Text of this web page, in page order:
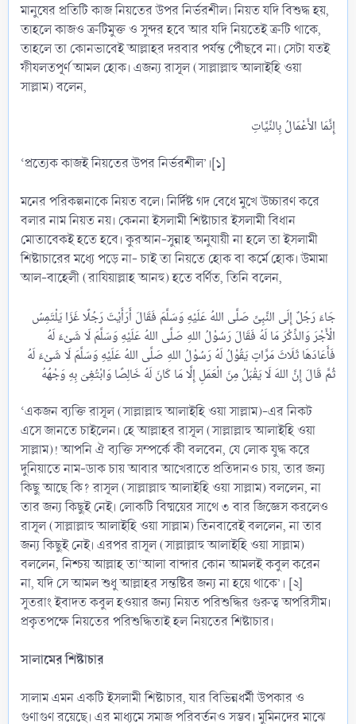
মানুষের প্রতিটি কাজ নিয়তের উপর নির্ভরশীল। নিয়ত যদি বিশুদ্ধ হয়,
তাহলে কাজও ত্রুটিমুক্ত ও সুন্দর হবে আর যদি নিয়তেই ত্রুটি থাকে,
তাহলে তা কোনভাবেই আল্লাহর দরবার পর্যন্ত পৌঁছবে না। সেটা যতই
ফীযলতপূর্ণ আমল হোক। এজন্য রাসূল (সাল্লাল্লাহু আলাইহি ওয়া
সাল্লাম) বলেন,
‘প্রত্যেক কাজই নিয়তের উপর নির্ভরশীল’।[১]
মনের পরিকল্পনাকে নিয়ত বলে। নির্দিষ্ট গদ বেধে মুখে উচ্চারণ করে
বলার নাম নিয়ত নয়। কেননা ইসলামী শিষ্টাচার ইসলামী বিধান
মোতাবেকই হতে হবে। কুরআন-সুন্নাহ অনুযায়ী না হলে তা ইসলামী
শিষ্টাচারের মধ্যে পড়ে না- চাই তা নিয়তে হোক বা কর্মে হোক। উমামা
আল-বাহেলী (রাযিয়াল্লাহ আনহু) হতে বর্ণিত, তিনি বলেন,
جَاءَ رَجُلٌ إِلَى النَّبِىِّ صَلَّى اللهُ عَلَيْهِ وَسَلَّمَ فَقَالَ أَرَأَيْتَ رَجُلًا غَزَا يَلْتَمِسُ
الْأَجْرَ وَالذِّكْرَ مَا لَهُ فَقَالَ رَسُوْلُ اللهِ صَلَّى اللهُ عَلَيْهِ وَسَلَّمَ لَا شَىْءَ لَهُ
فَأَعَادَهَا ثَلَاثَ مَرَّاتٍ يَقُوْلُ لَهُ رَسُوْلُ اللهِ صَلَّى اللهُ عَلَيْهِ وَسَلَّمَ لَا شَىْءَ لَهُ
‘একজন ব্যক্তি রাসূল (সাল্লাল্লাহু আলাইহি ওয়া সাল্লাম)-এর নিকট
এসে জানতে চাইলেন। হে আল্লাহর রাসূল (সাল্লাল্লাহু আলাইহি ওয়া
সাল্লাম)! আপনি ঐ ব্যক্তি সম্পর্কে কী বলবেন, যে লোক যুদ্ধ করে
দুনিয়াতে নাম-ডাক চায় আবার আখেরাতে প্রতিদানও চায়, তার জন্য
কিছু আছে কি? রাসূল (সাল্লাল্লাহু আলাইহি ওয়া সাল্লাম) বললেন, না
তার জন্য কিছুই নেই। লোকটি বিষ্ময়ের সাথে ৩ বার জিজ্ঞেস করলেও
রাসূল (সাল্লাল্লাহু আলাইহি ওয়া সাল্লাম) তিনবারেই বললেন, না তার
জন্য কিছুই নেই। এরপর রাসূল (সাল্লাল্লাহু আলাইহি ওয়া সাল্লাম)
বললেন, নিশ্চয় আল্লাহ তা‘আলা বান্দার কোন আমলই কবুল করেন
না, যদি সে আমল শুধু আল্লাহর সন্তষ্টির জন্য না হয়ে থাকে’। [২]
সুতরাং ইবাদত কবুল হওয়ার জন্য নিয়ত পরিশুদ্ধির গুরুত্ব অপরিসীম।
প্রকৃতপক্ষে নিয়তের পরিশুদ্ধিতাই হল নিয়তের শিষ্টাচার।
সালামের শিষ্টাচার
সালাম এমন একটি ইসলামী শিষ্টাচার, যার বিভিন্নধর্মী উপকার ও
গুণাগুণ রয়েছে। এর মাধ্যমে সমাজ পরিবর্তনও সম্ভব। মুমিনদের মাঝে